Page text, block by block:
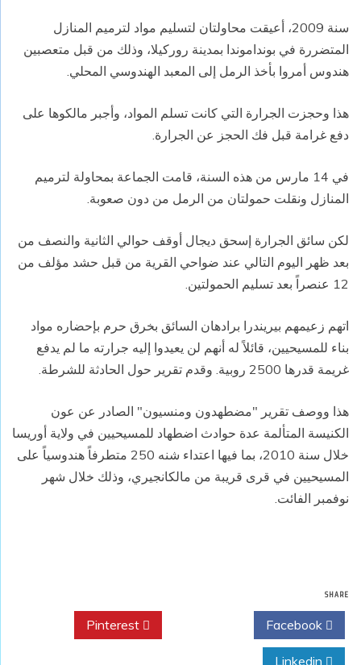
سنة 2009، أعيقت محاولتان لتسليم مواد لترميم المنازل
المتضررة في بونداموندا بمدينة روركيلا، وذلك من قبل متعصبين
هندوس أمروا بأخذ الرمل إلى المعبد الهندوسي المحلي.
هذا وحجزت الجرارة التي كانت تسلم المواد، وأجبر مالكوها على
دفع غرامة قبل فك الحجز عن الجرارة.
في 14 مارس من هذه السنة، قامت الجماعة بمحاولة لترميم
المنازل ونقلت حمولتان من الرمل من دون صعوبة.
لكن سائق الجرارة إسحق ديجال أوقف حوالي الثانية والنصف من
بعد ظهر اليوم التالي عند ضواحي القرية من قبل حشد مؤلف من
12 عنصراً بعد تسليم الحمولتين.
اتهم زعيمهم بيريندرا برادهان السائق بخرق حرم بإحضاره مواد
بناء للمسيحيين، قائلاً له أنهم لن يعيدوا إليه جرارته ما لم يدفع
غريمة قدرها 2500 روبية. وقدم تقرير حول الحادثة للشرطة.
هذا ووصف تقرير "مضطهدون ومنسيون" الصادر عن عون
الكنيسة المتألمة عدة حوادث اضطهاد للمسيحيين في ولاية أوريسا
خلال سنة 2010، بما فيها اعتداء شنه 250 متطرفاً هندوسياً على
المسيحيين في قرى قريبة من مالكانجيري، وذلك خلال شهر
نوفمبر الفائت.
SHARE